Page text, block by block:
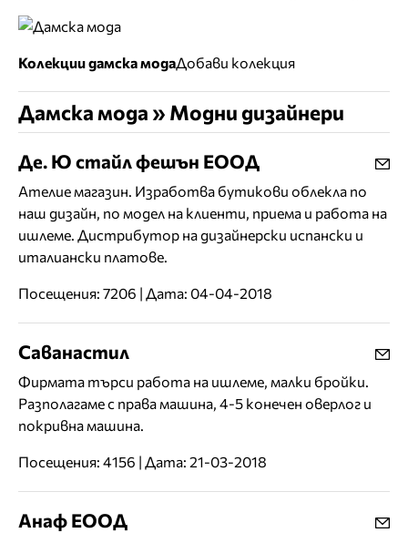
Колекции дамска модаДобави колекция
Дамска мода » Модни дизайнери
Де. Ю стайл фешън ЕООД
Ателие магазин. Изработва бутикови облекла по
наш дизайн, по модел на клиенти, приема и работа на
ишлеме. Дистрибутор на дизайнерски испански и
италиански платове.
Посещения: 7206 | Дата: 04-04-2018
Саванастил
Фирмата търси работа на ишлеме, малки бройки.
Разполагаме с права машина, 4-5 конечен оверлог и
покривна машина.
Посещения: 4156 | Дата: 21-03-2018
Анаф ЕООД